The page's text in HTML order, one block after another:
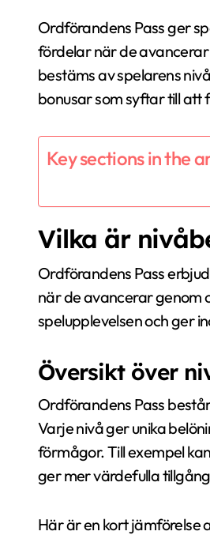
Ordförandens Pass ger
fördelar när de
bestäms av spelarens
bonusar som syftar till
Key sections in the
Vilka är
Ordförandens Pass
när de avancerar genom
spelupplevelsen och ger
Översikt över
Ordförandens Pass
Varje nivå ger unika
förmågor. Till exempel
ger mer värdefulla
Här är en kort jämförelse